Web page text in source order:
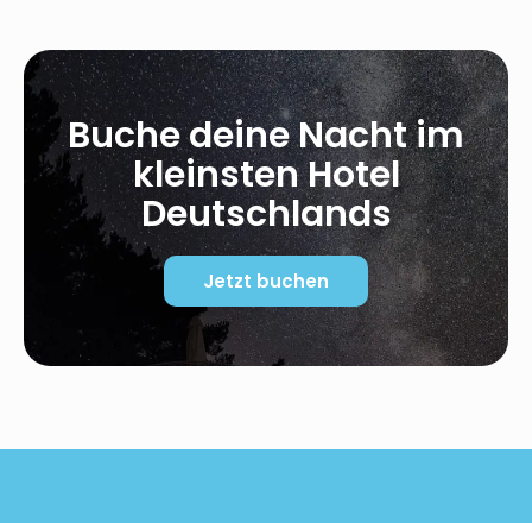
Buche deine Nacht im
kleinsten Hotel
Deutschlands
Jetzt buchen